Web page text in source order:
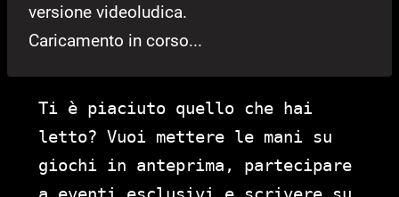
versione videoludica.
Caricamento in corso...
Ti è piaciuto quello che hai
letto? Vuoi mettere le mani su
giochi in anteprima, partecipare